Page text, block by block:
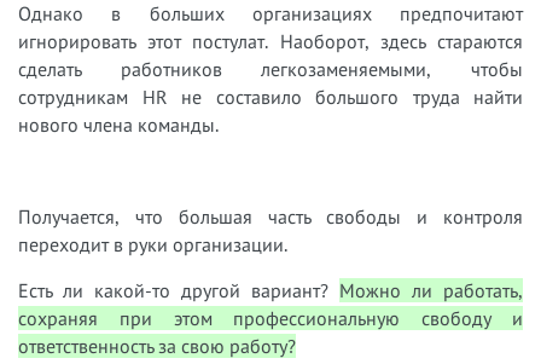
Однако в больших организациях предпочитают
игнорировать этот постулат. Наоборот, здесь стараются
сделать работников легкозаменяемыми, чтобы
сотрудникам HR не составило большого труда найти
нового члена команды.
Получается, что большая часть свободы и контроля
переходит в руки организации.
Есть ли какой-то другой вариант? Можно ли работать,
сохраняя при этом профессиональную свободу и
ответственность за свою работу?